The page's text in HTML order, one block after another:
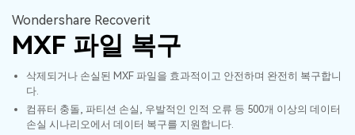
유틸리티
개요
솔루션
회사 소개
뉴스룸
플랜 및 가격
Recoverit - Windows 버전
선도적인 데이터 복구 전문가
무료 체험
기능
미디어 복구하기
문서 복구하기
복구 Tips
외장 저장장치 복구
리커버릿 개요
Wondershare Recoverit
MXF 파일 복구
삭제되거나 손실된 MXF 파일을 효과적이고 안전하며 완전히 복구합니
다.
컴퓨터 충돌, 파티션 손실, 우발적인 인적 오류 등 500개 이상의 데이터
손실 시나리오에서 데이터 복구를 지원합니다.